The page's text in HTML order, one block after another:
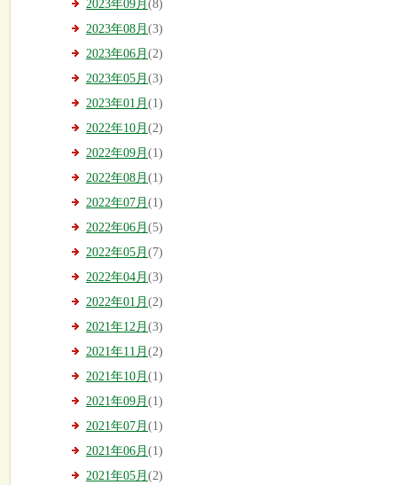
2023年09月 (8)
2023年08月 (3)
2023年06月 (2)
2023年05月 (3)
2023年01月 (1)
2022年10月 (2)
2022年09月 (1)
2022年08月 (1)
2022年07月 (1)
2022年06月 (5)
2022年05月 (7)
2022年04月 (3)
2022年01月 (2)
2021年12月 (3)
2021年11月 (2)
2021年10月 (1)
2021年09月 (1)
2021年07月 (1)
2021年06月 (1)
2021年05月 (2)